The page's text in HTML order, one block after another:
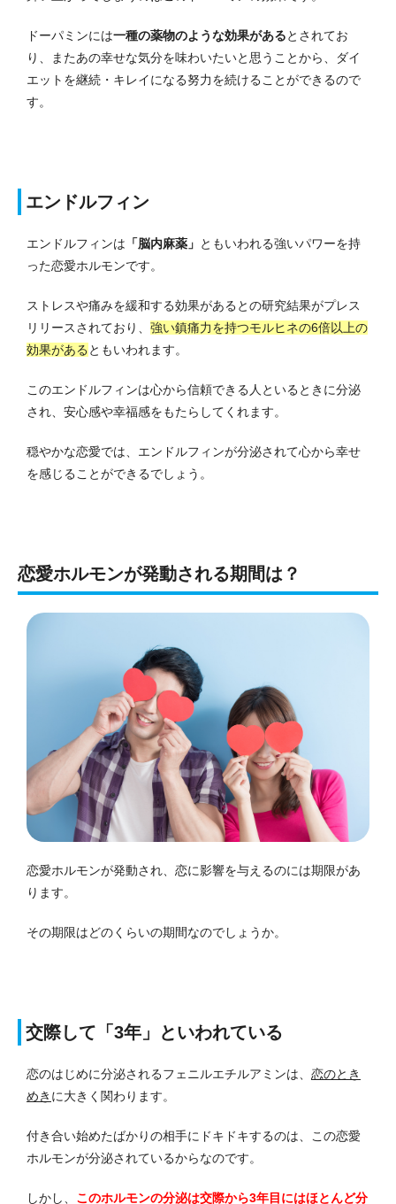
ドーパミンには一種の薬物のような効果があるとされてお
り、またあの幸せな気分を味わいたいと思うことから、ダイ
エットを継続・キレイになる努力を続けることができるので
す。
エンドルフィン
エンドルフィンは 「脳内麻薬」 ともいわれる強いパワーを持
った恋愛ホルモンです。
ストレスや痛みを緩和する効果があるとの研究結果がプレス
リリースされており、 強い鎮痛力を持つモルヒネの6倍以上の
効果がある ともいわれます。
このエンドルフィンは心から信頼できる人といるときに分泌
され、安心感や幸福感をもたらしてくれます。
穏やかな恋愛では、エンドルフィンが分泌されて心から幸せ
を感じることができるでしょう。
恋愛ホルモンが発動される期間は？
恋愛ホルモンが発動され、恋に影響を与えるのには期限があ
ります。
その期限はどのくらいの期間なのでしょうか。
交際して「3年」といわれている
恋のはじめに分泌されるフェニルエチルアミンは、 恋のとき
めき に大きく関わります。
付き合い始めたばかりの相手にドキドキするのは、この恋愛
ホルモンが分泌されているからなのです。
しかし、 このホルモンの分泌は交際から3年目にはほとんど分